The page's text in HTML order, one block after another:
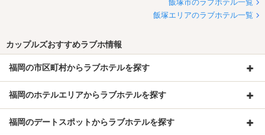
飯塚市のラブホテル一覧
飯塚エリアのラブホテル一覧
カップルズおすすめラブホ情報
福岡の市区町村からラブホテルを探す
福岡のホテルエリアからラブホテルを探す
福岡のデートスポットからラブホテルを探す